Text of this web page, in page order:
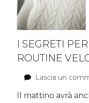
I SEGRETI
ROUTINE
Lascia un
Il mattino avrà